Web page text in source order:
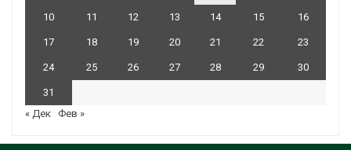
10 11 12 13 14 15 16
17 18 19 20 21 22 23
24 25 26 27 28 29 30
31
« Дек Фев »